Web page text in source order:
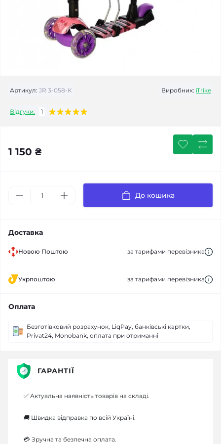
Артикул: JR 3-058-K Виробник: iTrike
Відгуки: 1
1 150 ₴
До кошика
Доставка
Новою Поштою за тарифами перевізника
Укрпоштою за тарифами перевізника
Оплата
Безготівковий розрахунок, LiqPay, банківські картки,
Privat24, Monobank, оплата при отриманні
ГАРАНТІЇ
✅ Актуальна наявність товарів на складі.
🚚 Швидка відправка по всій Україні.
💳 Зручна та безпечна оплата.